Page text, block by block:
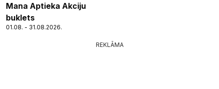
Mana Aptieka Akciju
buklets
01.08. - 31.08.2026.
REKLĀMA